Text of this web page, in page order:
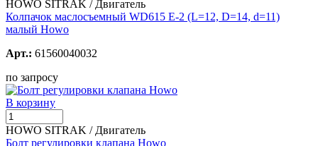
HOWO SITRAK / Двигатель
Колпачок маслосъемный WD615 Е-2 (L=12, D=14, d=11)
малый Howo
Арт.: 61560040032
по запросу
В корзину
HOWO SITRAK / Двигатель
Болт регулировки клапана Howo